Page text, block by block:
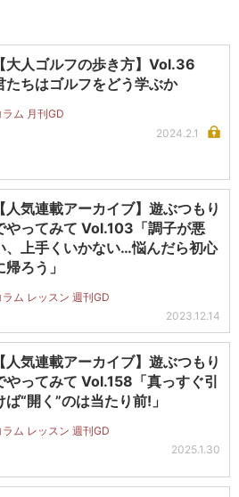
【大人ゴルフの歩き方】Vol.36
たちはゴルフをどう学ぶか
ラム 月刊GD
2024.2.1
【人気連載アーカイブ】遊ぶつもり
やってみて Vol.103「調子が悪
、上手くいかない…悩んだら初心
帰ろう」
ラム レッスン 週刊GD
2023.12.14
【人気連載アーカイブ】遊ぶつもり
やってみて Vol.158「真っすぐ引
ば“開く”のは当たり前!」
ラム レッスン 週刊GD
2025.1.30